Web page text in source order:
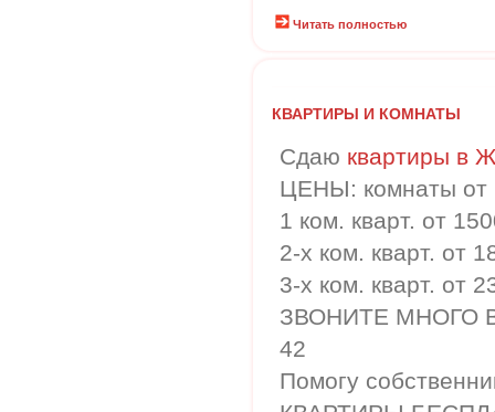
Читать полностью
КВАРТИРЫ И КОМНАТЫ
Сдаю квартиры в
ЦЕНЫ: комнаты от
1 ком. кварт. от
2-х ком. кварт. от
3-х ком. кварт. от
ЗВОНИТЕ МНОГО
42
Помогу